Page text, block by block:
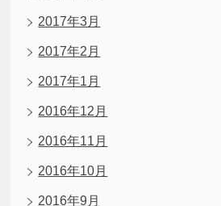
2017年3月
2017年2月
2017年1月
2016年12月
2016年11月
2016年10月
2016年9月